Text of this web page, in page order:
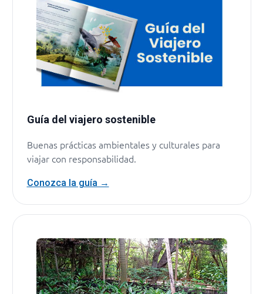
Guía del viajero sostenible
Buenas prácticas ambientales y culturales para
viajar con responsabilidad.
Conozca la guía →